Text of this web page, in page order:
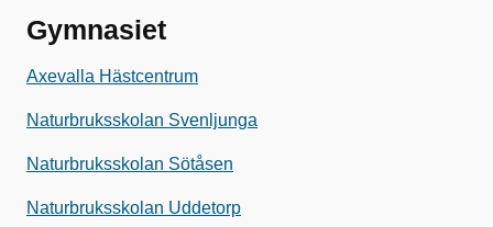
Gymnasiet
Axevalla Hästcentrum
Naturbruksskolan Svenljunga
Naturbruksskolan Sötåsen
Naturbruksskolan Uddetorp